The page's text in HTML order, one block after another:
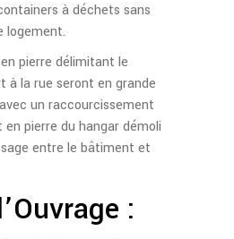
à déchets sans
logement.
pierre délimitant le
à la rue seront en grande
un raccourcissement
pierre du hangar démoli
entre le bâtiment et
: